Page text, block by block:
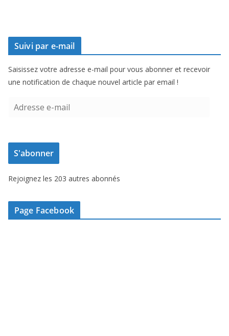
Suivi par e-mail
Saisissez votre adresse e-mail pour vous abonner et recevoir
une notification de chaque nouvel article par email !
e
s
e
-
m
S'abonner
Rejoignez les 203 autres abonnés
Page Facebook